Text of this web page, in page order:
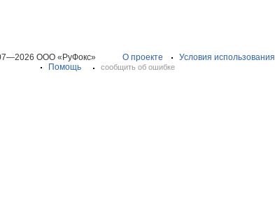
ООО «РуФокс» О проекте Условия использования
Помощь
сообщить об ошибке